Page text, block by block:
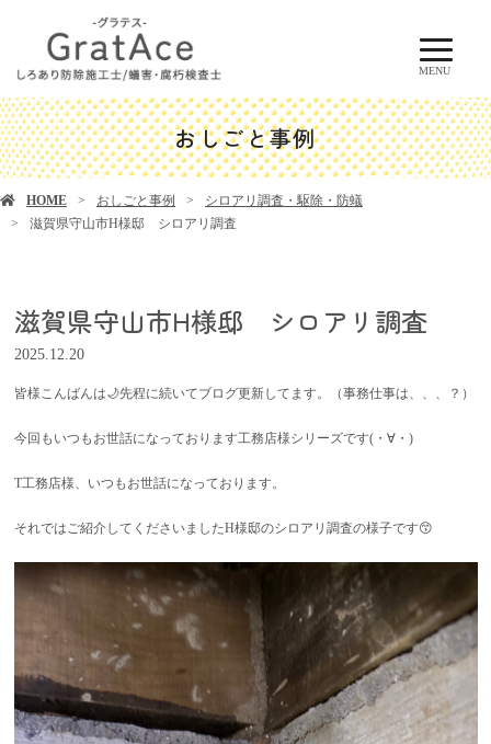
MENU
おしごと事例
HOME おしごと事例
シロアリ調査・駆除・防蟻
滋賀県守山市H様邸 シロアリ調査
滋賀県守山市H様邸 シロアリ調査
2025.12.20
皆様こんばんは🌙先程に続いてブログ更新してます。（事務仕事は、、、？）
今回もいつもお世話になっております工務店様シリーズです(・∀・)
T工務店様、いつもお世話になっております。
それではご紹介してくださいましたH様邸のシロアリ調査の様子です😙